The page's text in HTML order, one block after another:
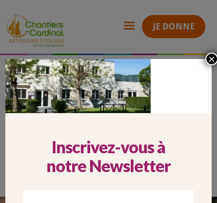
JE DONNE
Chantiers
du
Cardinal
2026_05_22_Carrousel Mobile_pascal baylon
2026_05_22_CARROUSEL
MOBILE_PASCAL BAYLON
Inscrivez-vous à
notre Newsletter
×